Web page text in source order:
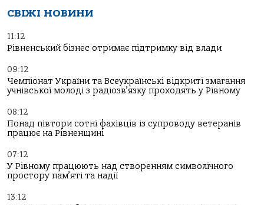
СВІЖІ НОВИНИ
11:12
Рівненський бізнес отримає підтримку від влади
09:12
Чемпіонат України та Всеукраїнські відкриті змагання
учнівської молоді з радіозв’язку проходять у Рівному
08:12
Понад півтори сотні фахівців із супроводу ветеранів
працює на Рівненщині
07:12
У Рівному працюють над створенням символічного
простору пам’яті та надії
13:12